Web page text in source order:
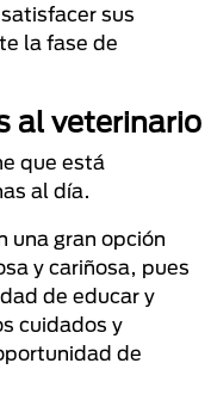
sus
la fase de
al veterinario
que está
al día.
una gran opción
y cariñosa, pues
de educar y
cuidados y
de